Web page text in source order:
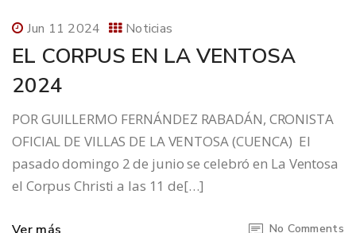
Jun 11 2024 Noticias
EL CORPUS EN LA VENTOSA
2024
POR GUILLERMO FERNÁNDEZ RABADÁN, CRONISTA
OFICIAL DE VILLAS DE LA VENTOSA (CUENCA) El
pasado domingo 2 de junio se celebró en La Ventosa
el Corpus Christi a las 11 de[…]
No Comments